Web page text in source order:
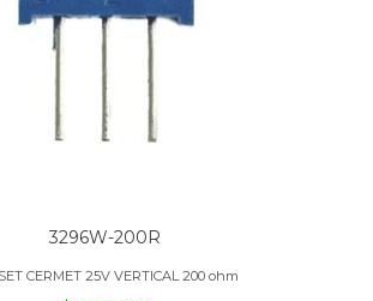
3296W-200R
CERMET 25V VERTICAL 200 ohm